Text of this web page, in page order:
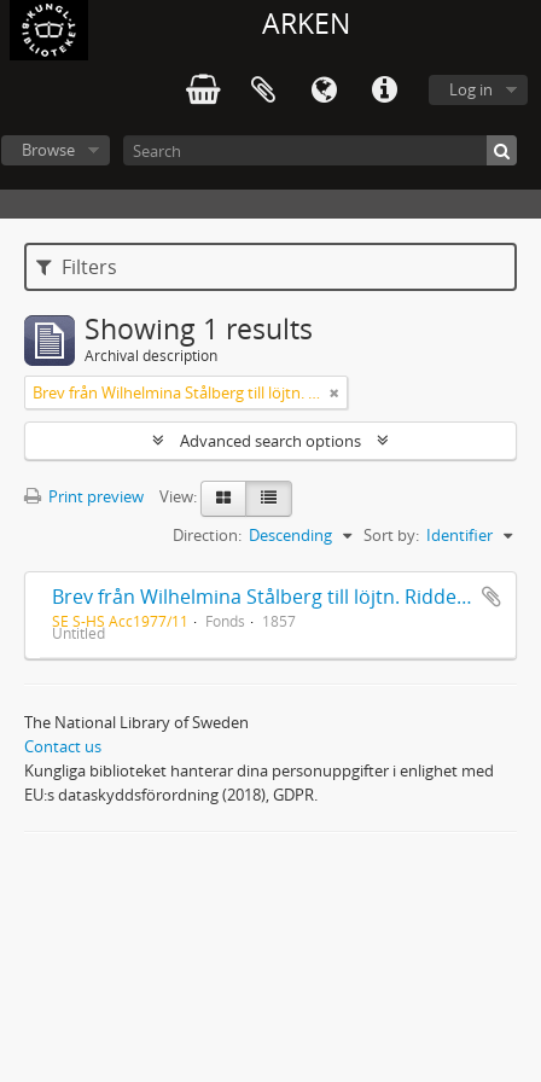
ARKEN
Log in
Browse
Filters
Showing 1 results
Archival description
Brev från Wilhelmina Stålberg till löjtn. Ridderstad 1857
Advanced search options
Print preview
View:
Sort by: Identifier
Direction: Descending
Brev från Wilhelmina Stålberg till löjtn. Ridderstad 1857
SE S-HS Acc1977/11 Fonds 1857
Untitled
The National Library of Sweden
Contact us
Kungliga biblioteket hanterar dina personuppgifter i enlighet med
EU:s dataskyddsförordning (2018), GDPR.